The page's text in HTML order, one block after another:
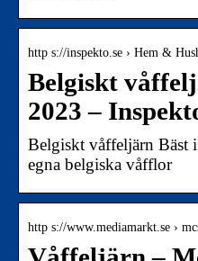
http s://inspekto.se › Hem &
Belgiskt
2023 –
Belgiskt våffeljärn Bäst
egna belgiska våfflor
http s://www.mediamarkt.se ›